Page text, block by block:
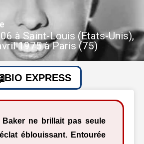
à Saint-Louis (Etats-Unis),
1975 à Paris (75)
BIO EXPRESS
Baker ne brillait pas seule
éblouissant. Entourée